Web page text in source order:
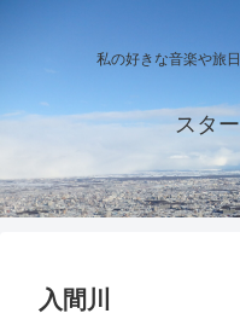
私の好きな音楽や旅
スタ
入間川